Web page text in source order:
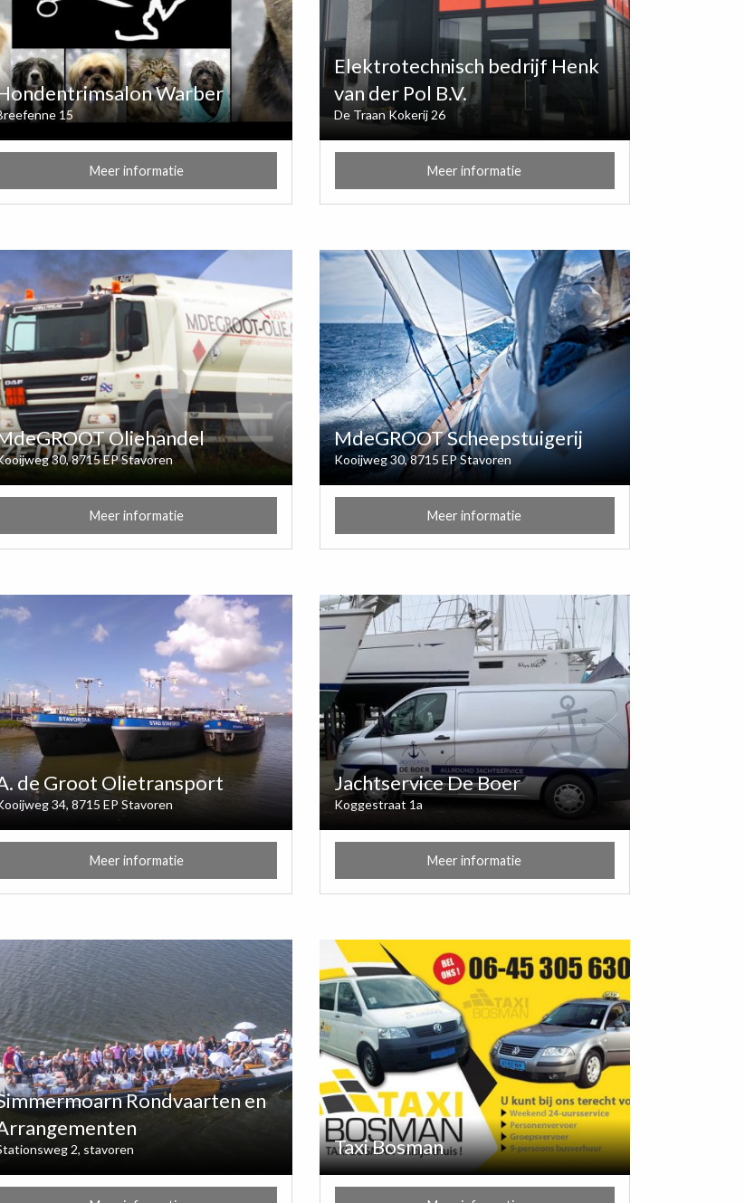
Warber
15
Meer informatie
Elektrotechnisch bedrijf Henk
van der Pol B.V.
De Traan Kokerij 26
Meer informatie
Oliehandel
30, 8715 EP Stavoren
Meer informatie
MdeGROOT Scheepstuigerij
Kooijweg 30, 8715 EP Stavoren
Meer informatie
de Groot Olietransport
34, 8715 EP Stavoren
Meer informatie
Jachtservice De Boer
Koggestraat 1a
Meer informatie
Rondvaarten en
2, stavoren Taxi Bosman